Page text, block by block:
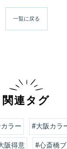
一覧に戻る
関連タグ
ラー
#大阪カラ
阪得意
#心斎橋